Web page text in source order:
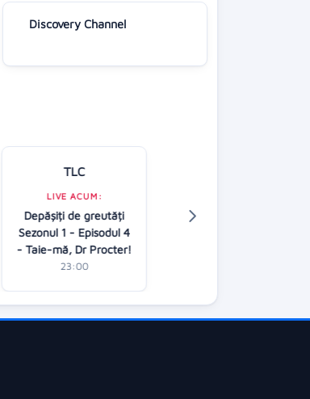
Discovery Channel
TLC
LIVE ACUM:
Depășiți de greutăți
Sezonul 1 - Episodul 4
- Taie-mă, Dr Procter!
23:00